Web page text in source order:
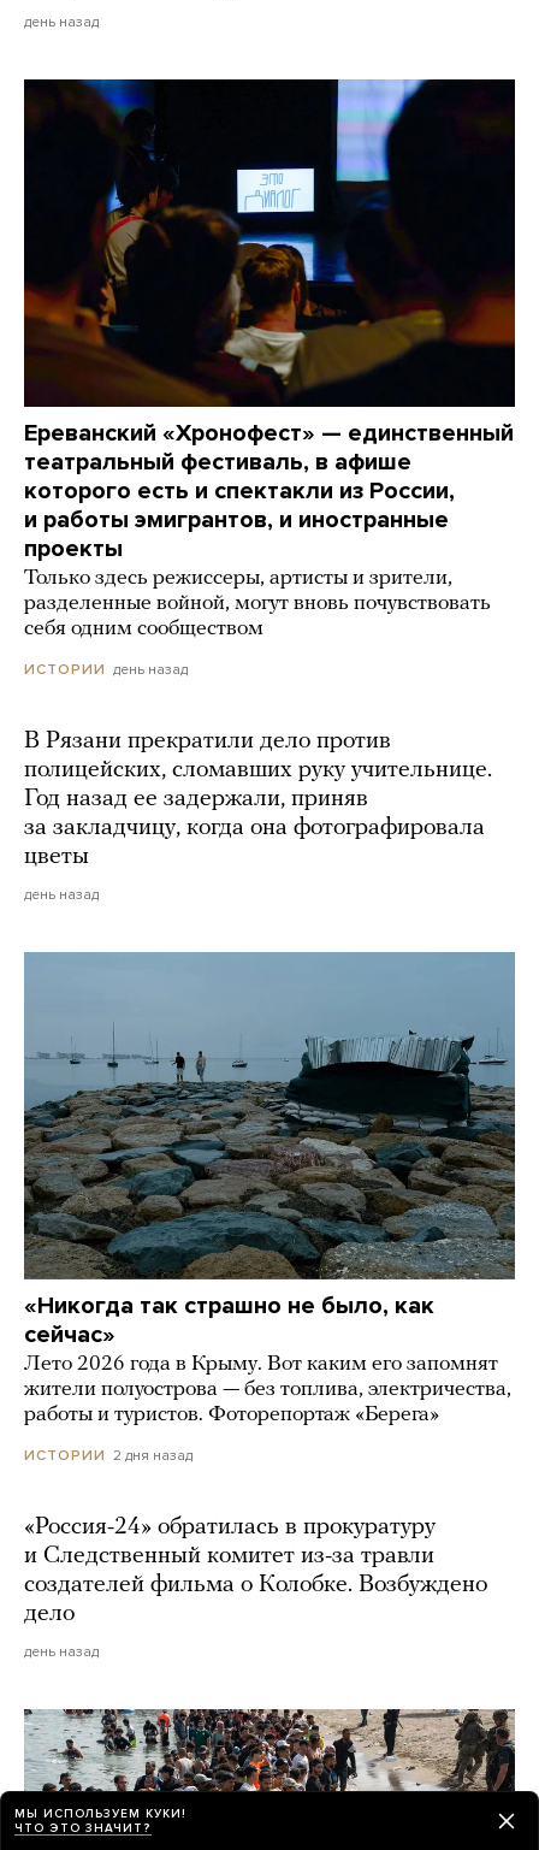
день назад
Ереванский «Хронофест» — единственный
театральный фестиваль, в афише
которого есть и спектакли из России,
и работы эмигрантов, и иностранные
проекты
Только здесь режиссеры, артисты и зрители,
разделенные войной, могут вновь почувствовать
себя одним сообществом
ИСТОРИИ день назад
В Рязани прекратили дело против
полицейских, сломавших руку учительнице.
Год назад ее задержали, приняв
за закладчицу, когда она фотографировала
цветы
день назад
«Никогда так страшно не было, как
сейчас»
Лето 2026 года в Крыму. Вот каким его запомнят
жители полуострова — без топлива, электричества,
работы и туристов. Фоторепортаж «Берега»
ИСТОРИИ 2 дня назад
«Россия-24» обратилась в прокуратуру
и Следственный комитет из-за травли
создателей фильма о Колобке. Возбуждено
дело
день назад
МЫ ИСПОЛЬЗУЕМ КУКИ!
ЧТО ЭТО ЗНАЧИТ?